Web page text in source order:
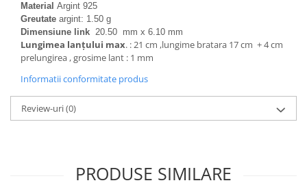
Material Argint 925
Greutate argint: 1.50 g
Dimensiune link 20.50 mm x 6.10 mm
Lungimea lanțului max. : 21 cm ,lungime bratara 17 cm + 4 cm
prelungirea , grosime lant : 1 mm
Informatii conformitate produs
Review-uri(0)
PRODUSE SIMILARE